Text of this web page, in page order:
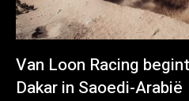
Van Loon Racing
Dakar in Saoedi-Arabië